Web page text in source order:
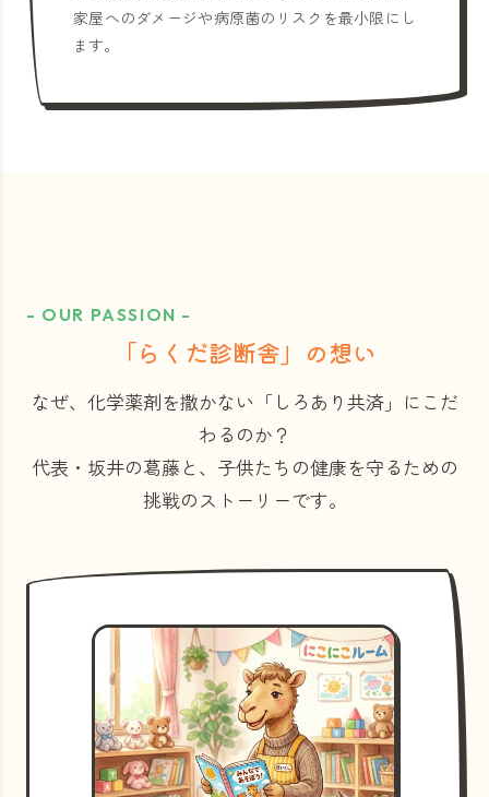
家屋へのダメージや病原菌のリスクを最小限にし
ます。
- OUR PASSION -
「らくだ診断舎」の想い
なぜ、化学薬剤を撒かない「しろあり共済」にこだ
わるのか？
代表・坂井の葛藤と、子供たちの健康を守るための
挑戦のストーリーです。